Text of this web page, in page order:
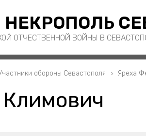
ОТЧЕСТВЕННОЙ ВОЙНЫ В
обороны Севастополя Яреха